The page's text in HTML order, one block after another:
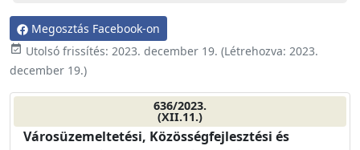
Megosztás Facebook-on
event_available Utolsó frissítés: 2023. december 19. (Létrehozva: 2023.
december 19.)
636/2023.
(XII.11.)
Városüzemeltetési, Közösségfejlesztési és